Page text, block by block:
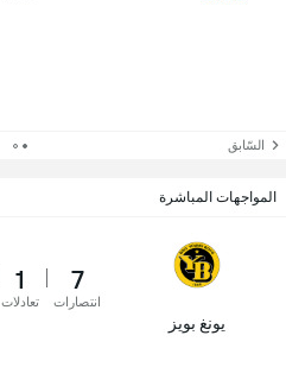
السّابق
المواجهات المباشرة
يونغ بويز
7
انتصارات
1
تعادلات